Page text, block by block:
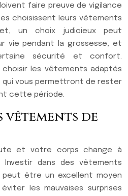
faire preuve de vigilance
choisissent leurs vêtements
un choix judicieux peut
vie pendant la grossesse, et
sécurité et confort.
les vêtements adaptés
qui vous permettront de rester
cette période.
vêtements de
et votre corps change à
Investir dans des vêtements
être un excellent moyen
les mauvaises surprises